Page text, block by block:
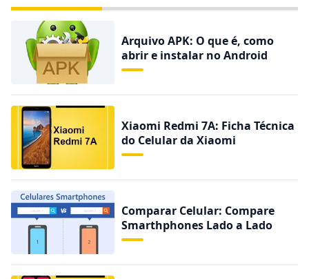
Arquivo APK: O que é, como
abrir e instalar no Android
Xiaomi Redmi 7A: Ficha Técnica
do Celular da Xiaomi
Comparar Celular: Compare
Smarthphones Lado a Lado